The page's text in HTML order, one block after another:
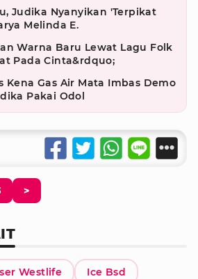
Judika Nyanyikan 'Terpikat
Melinda E.
Warna Baru Lewat Lagu Folk
Pada Cinta&rdquo;
Kena Gas Air Mata Imbas Demo
Pakai Odol
>
Westlife Ice Bsd